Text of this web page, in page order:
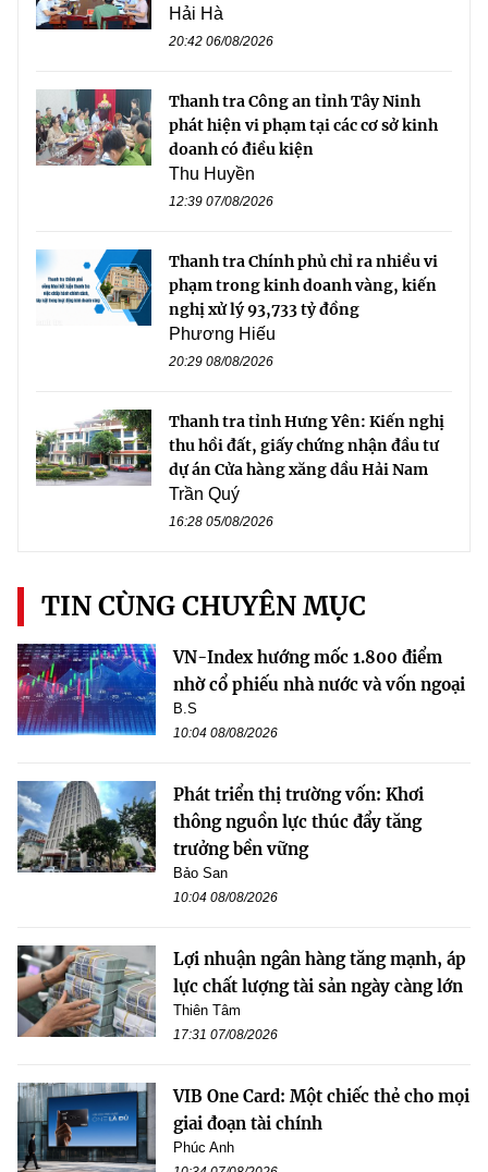
Hải Hà
20:42 06/08/2026
Thanh tra Công an tỉnh Tây Ninh
phát hiện vi phạm tại các cơ sở kinh
doanh có điều kiện
Thu Huyền
12:39 07/08/2026
Thanh tra Chính phủ chỉ ra nhiều vi
phạm trong kinh doanh vàng, kiến
nghị xử lý 93,733 tỷ đồng
Phương Hiếu
20:29 08/08/2026
Thanh tra tỉnh Hưng Yên: Kiến nghị
thu hồi đất, giấy chứng nhận đầu tư
dự án Cửa hàng xăng dầu Hải Nam
Trần Quý
16:28 05/08/2026
TIN CÙNG CHUYÊN MỤC
VN-Index hướng mốc 1.800 điểm
nhờ cổ phiếu nhà nước và vốn ngoại
B.S
10:04 08/08/2026
Phát triển thị trường vốn: Khơi
thông nguồn lực thúc đẩy tăng
trưởng bền vững
Bảo San
10:04 08/08/2026
Lợi nhuận ngân hàng tăng mạnh, áp
lực chất lượng tài sản ngày càng lớn
Thiên Tâm
17:31 07/08/2026
VIB One Card: Một chiếc thẻ cho mọi
giai đoạn tài chính
Phúc Anh